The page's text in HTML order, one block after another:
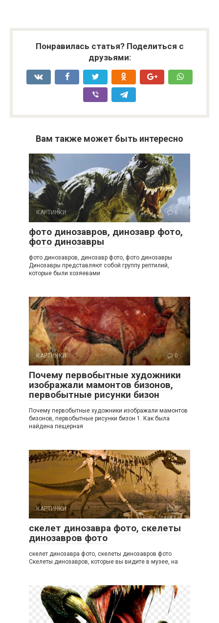
Понравилась статья? Поделиться с
друзьями:
Вам также может быть интересно
КАРТИНКИ 0
фото динозавров, динозавр фото,
фото динозавры
фото динозавров, динозавр фото, фото динозавры
Динозавры представляют собой группу рептилий,
которые были хозяевами
КАРТИНКИ 0
Почему первобытные художники
изображали мамонтов бизонов,
первобытные рисунки бизон
Почему первобытные художники изображали мамонтов
бизонов, первобытные рисунки бизон 1. Как была
найдена пещерная
КАРТИНКИ 0
скелет динозавра фото, скелеты
динозавров фото
скелет динозавра фото, скелеты динозавров фото
Скелеты динозавров, которые вы видите в музее, на